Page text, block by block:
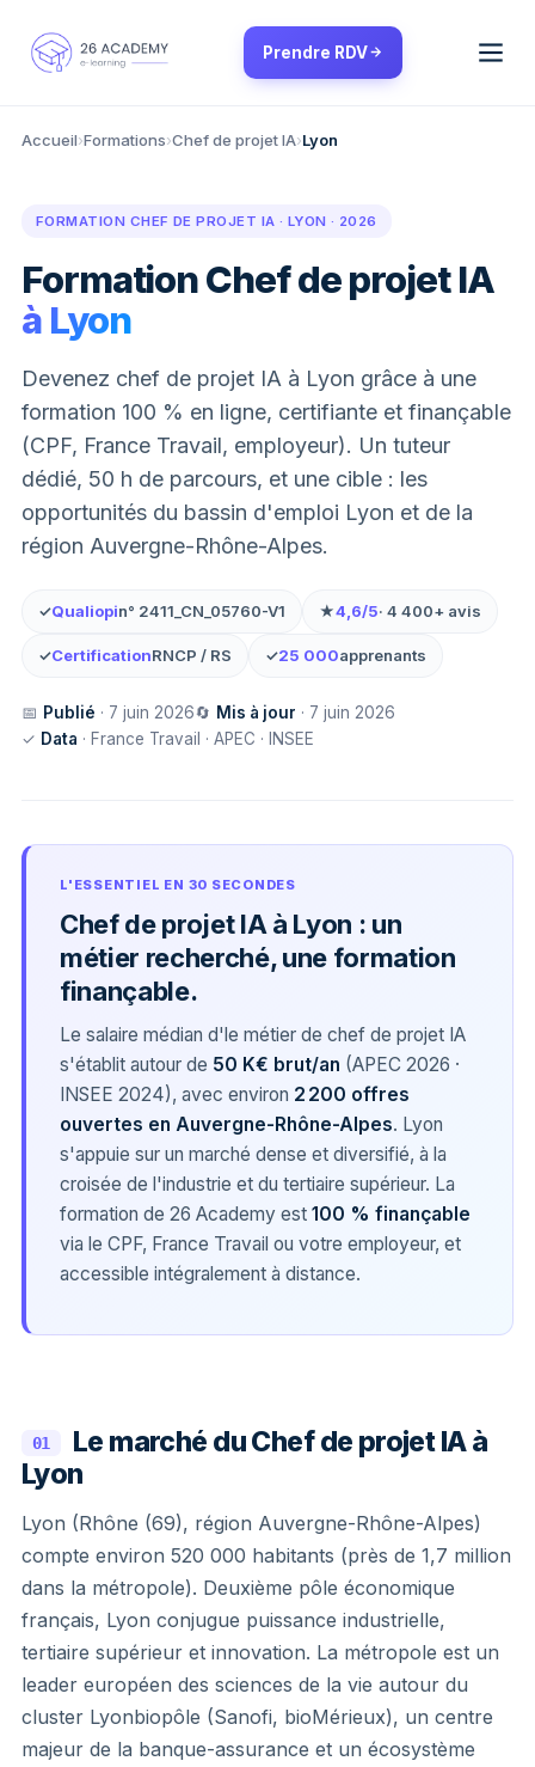
Prendre RDV
Accueil›Formations›Chef de projet IA›Lyon
FORMATION CHEF DE PROJET IA · LYON · 2026
Formation Chef de projet IA
à Lyon
Devenez chef de projet IA à Lyon grâce à une
formation 100 % en ligne, certifiante et finançable
(CPF, France Travail, employeur). Un tuteur
dédié, 50 h de parcours, et une cible : les
opportunités du bassin d'emploi Lyon et de la
région Auvergne-Rhône-Alpes.
✓Qualiopin° 2411_CN_05760-V1 ★4,6/5· 4 400+ avis
✓CertificationRNCP / RS ✓25 000apprenants
📅 Publié · 7 juin 2026🔄 Mis à jour · 7 juin 2026
✓ Data · France Travail · APEC · INSEE
L'ESSENTIEL EN 30 SECONDES
Chef de projet IA à Lyon : un
métier recherché, une formation
finançable.
Le salaire médian d'le métier de chef de projet IA
s'établit autour de 50 K€ brut/an (APEC 2026 ·
INSEE 2024), avec environ 2 200 offres
ouvertes en Auvergne-Rhône-Alpes. Lyon
s'appuie sur un marché dense et diversifié, à la
croisée de l'industrie et du tertiaire supérieur. La
formation de 26 Academy est 100 % finançable
via le CPF, France Travail ou votre employeur, et
accessible intégralement à distance.
01
Le marché du Chef de projet IA à
Lyon
Lyon (Rhône (69), région Auvergne-Rhône-Alpes)
compte environ 520 000 habitants (près de 1,7 million
dans la métropole). Deuxième pôle économique
français, Lyon conjugue puissance industrielle,
tertiaire supérieur et innovation. La métropole est un
leader européen des sciences de la vie autour du
cluster Lyonbiopôle (Sanofi, bioMérieux), un centre
majeur de la banque-assurance et un écosystème